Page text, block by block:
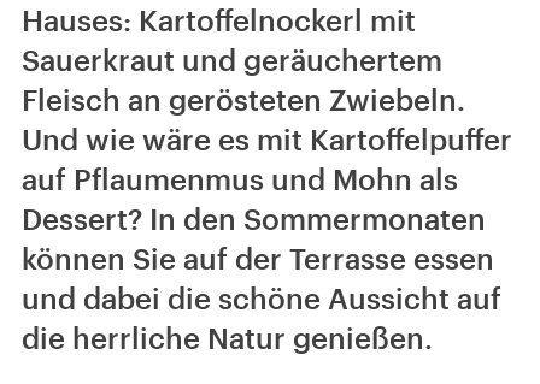
Hauses: Kartoffelnockerl mit
Sauerkraut und geräuchertem
Fleisch an gerösteten Zwiebeln.
Und wie wäre es mit Kartoffelpuffer
auf Pflaumenmus und Mohn als
Dessert? In den Sommermonaten
können Sie auf der Terrasse essen
und dabei die schöne Aussicht auf
die herrliche Natur genießen.